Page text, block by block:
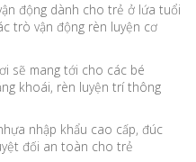
động dành cho trẻ ở lứa tuổi
trò vận động rèn luyện cơ
sẽ mang tới cho các bé
khoái, rèn luyện trí thông
nhập khẩu cao cấp, đúc
đối an toàn cho trẻ